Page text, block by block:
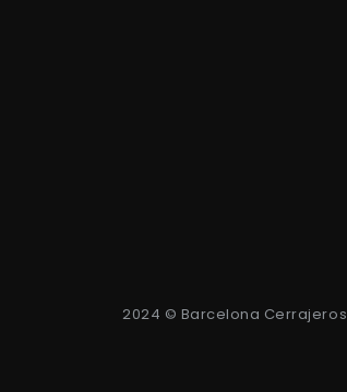
2024 © Barcelona Cerrajeros